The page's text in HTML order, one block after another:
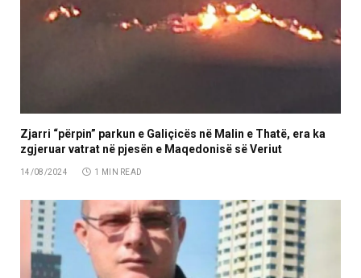
Zjarri “përpin” parkun e Galiçicës në Malin e Thatë, era ka
zgjeruar vatrat në pjesën e Maqedonisë së Veriut
14/08/2024 1 MIN READ